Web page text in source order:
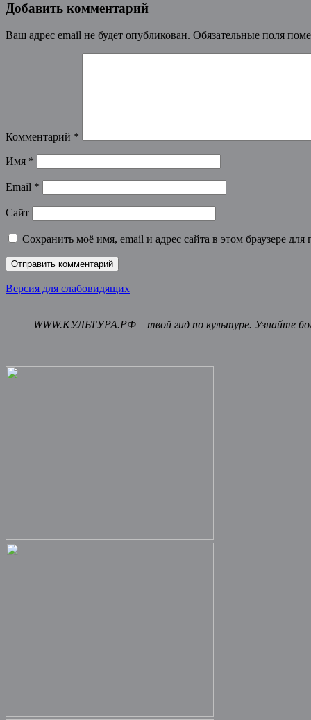
Добавить комментарий
Ваш адрес email не будет опубликован. Обязательные поля
Комментарий *
Имя *
Email *
Сайт
Сохранить моё имя, email и адрес сайта в этом браузере
Версия для слабовидящих
WWW.КУЛЬТУРА.РФ – твой гид по культуре. Узнайте